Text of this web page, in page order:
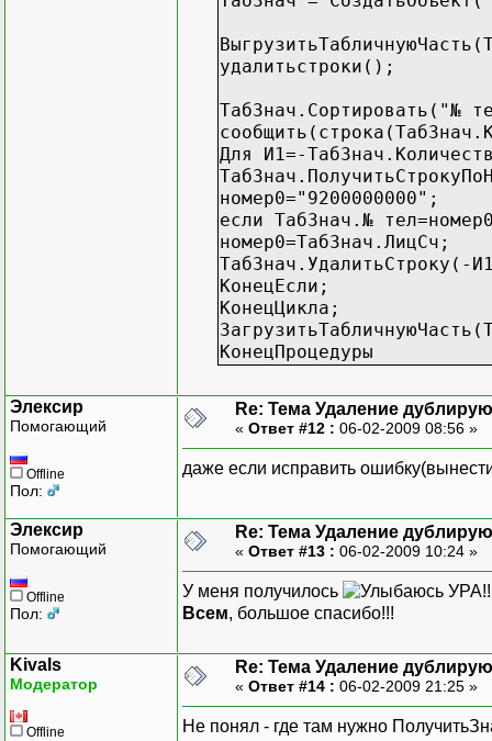
удалитьстроки();
ТабЗнач.Сортировать("№
Для И1=-
номер0="9200000000";
если ТабЗнач.№
номер0=ТабЗнач.ЛицСч;
ТабЗнач.УдалитьСтроку(-
КонецЕсли;
КонецЦикла;
КонецПроцедуры
Элексир
Помогающий
Offline
Пол:
Re: Тема Удаление
« Ответ #12 : 06-02-2009 08:56 »
даже если исправить
Элексир
Помогающий
Offline
Пол:
Re: Тема Удаление
« Ответ #13 : 06-02-2009 10:24 »
У меня получилось
Всем, большое спасибо!!!
Kivals
Модератор
Offline
Re: Тема Удаление
« Ответ #14 : 06-02-2009 21:25 »
Не понял - где там нужно